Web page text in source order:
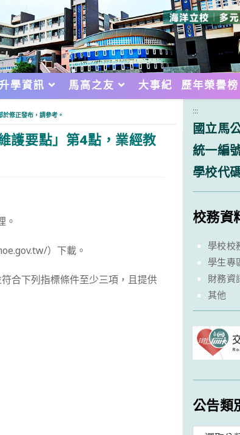
學資訊 馬高之友 大事紀 歷年榮譽榜
修正發布，請參考。
護要點」第4點，業經教
。
）下載。
合下列指標條件至少三項，且提供
:::
國立馬
統一編
學校代
校務資
學校校
學生專
財務資
其他
公告類